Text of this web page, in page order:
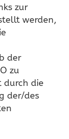
zur
werden,
der
zu
durch die
der/des